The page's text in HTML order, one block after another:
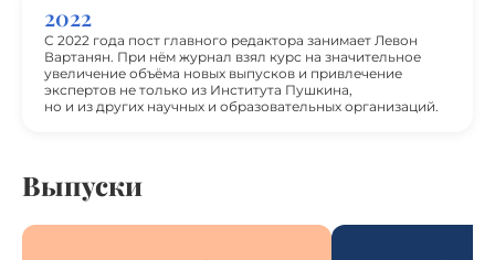
2022
С 2022 года пост главного редактора занимает Левон
Вартанян. При нём журнал взял курс на значительное
увеличение объёма новых выпусков и привлечение
экспертов не только из Института Пушкина,
но и из других научных и образовательных организаций.
Выпуски